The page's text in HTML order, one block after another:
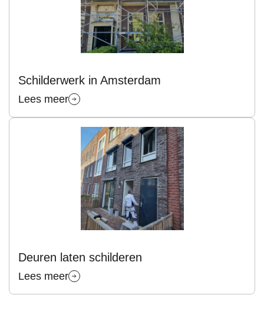
Schilderwerk in Amsterdam
Lees meer
Deuren laten schilderen
Lees meer